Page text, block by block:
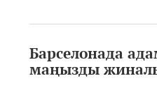
Барселонада
маңызды